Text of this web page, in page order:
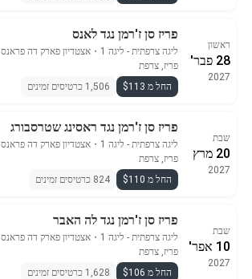
ראשון
28 פבר'
2027
פריז סן ז'רמן נגד לאנס
ליגה צרפתית - ליגה 1 ・ אצטדיון פארק דה פראנס
פריז, צרפת
החל מ $113
1,506 כרטיסים זמינים
שבת
20 מרץ
2027
פריז סן ז'רמן נגד ראסינג שטרסבורג
ליגה צרפתית - ליגה 1 ・ אצטדיון פארק דה פראנס
פריז, צרפת
החל מ $110
824 כרטיסים זמינים
שבת
10 אפר'
2027
פריז סן ז'רמן נגד לה האבר
ליגה צרפתית - ליגה 1 ・ אצטדיון פארק דה פראנס
פריז, צרפת
החל מ $106
1,628 כרטיסים זמינים